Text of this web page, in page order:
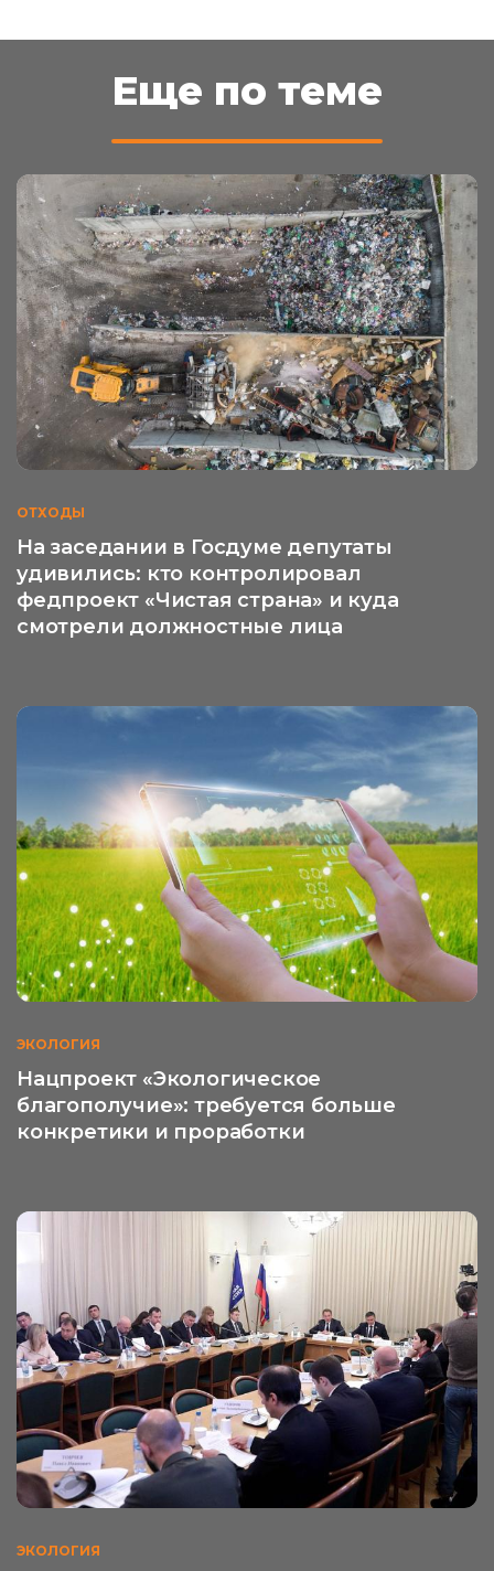
Еще по теме
ОТХОДЫ
На заседании в Госдуме депутаты
удивились: кто контролировал
федпроект «Чистая страна» и куда
смотрели должностные лица
ЭКОЛОГИЯ
Нацпроект «Экологическое
благополучие»: требуется больше
конкретики и проработки
ЭКОЛОГИЯ